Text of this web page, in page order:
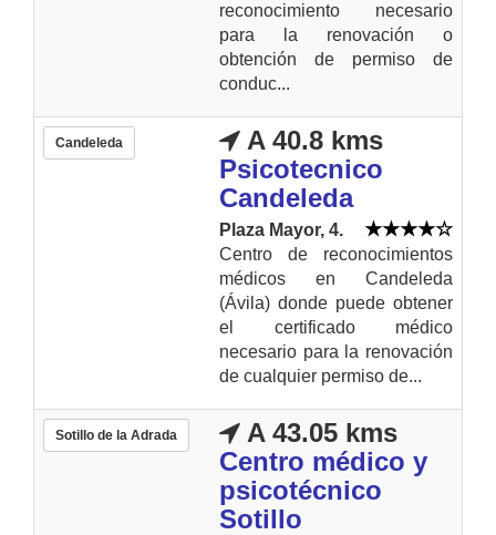
reconocimiento necesario
para la renovación o
obtención de permiso de
conduc...
Candeleda
A 40.8 kms
Psicotecnico
Candeleda
Plaza Mayor, 4.
Centro de reconocimientos
médicos en Candeleda
(Ávila) donde puede obtener
el certificado médico
necesario para la renovación
de cualquier permiso de...
Sotillo de la Adrada
A 43.05 kms
Centro médico y
psicotécnico
Sotillo